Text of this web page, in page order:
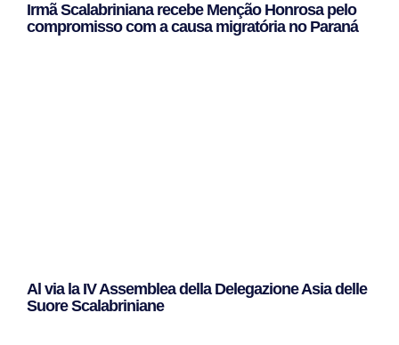
Irmã Scalabriniana recebe Menção Honrosa pelo
compromisso com a causa migratória no Paraná
Al via la IV Assemblea della Delegazione Asia delle
Suore Scalabriniane